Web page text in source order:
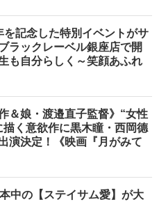
を記念した特別イベントがサ
ラックレーベル銀座店で開
も自分らしく～笑顔あふれ
＆娘・渡邉直子監督》“女性
描く意欲作に黒木瞳・西岡德
演決定！《映画『月がみて
中の【ステイサム愛】が大